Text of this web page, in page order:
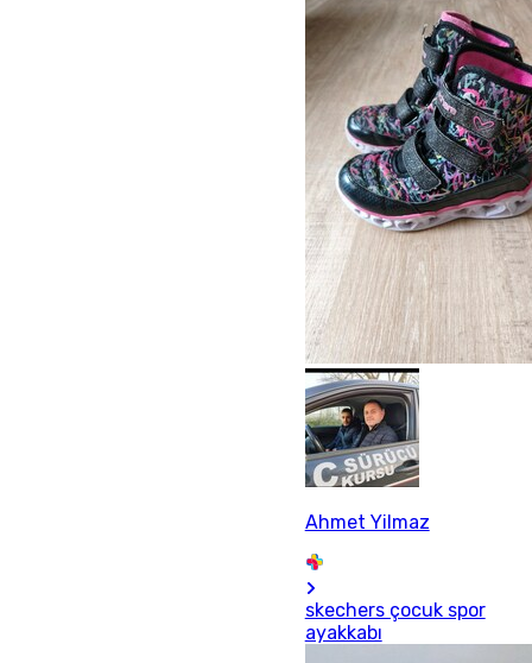
Ahmet Yilmaz
skechers çocuk spor
ayakkabı